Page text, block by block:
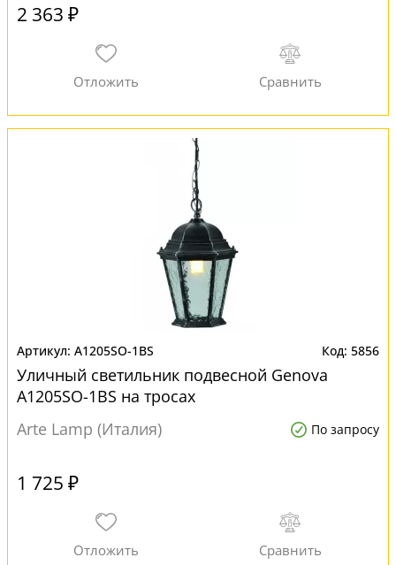
2 363 ₽
A1205SO-1BS 5856
Уличный светильник подвесной Genova
A1205SO-1BS на тросах
Arte Lamp (Италия)
По запросу
1 725 ₽